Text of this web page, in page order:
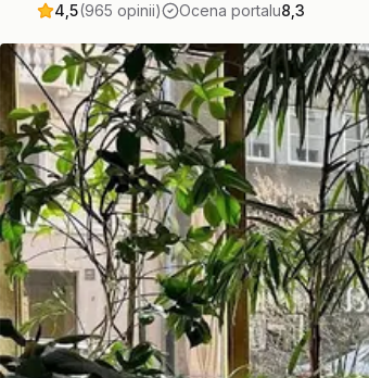
4,5(965 opinii) Ocena portalu8,3